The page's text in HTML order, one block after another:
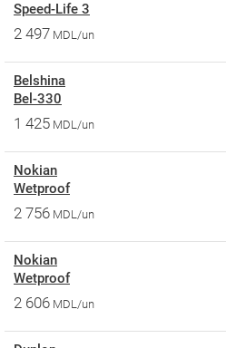
Speed-Life 3
2 497 MDL/un
Belshina
Bel-330
1 425 MDL/un
Nokian
Wetproof
2 756 MDL/un
Nokian
Wetproof
2 606 MDL/un